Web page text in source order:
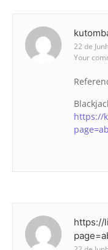
22 de
Your
https://
https://